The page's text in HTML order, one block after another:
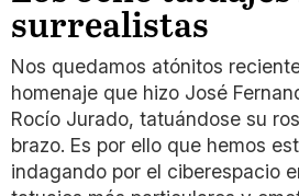
surrealistas
Nos quedamos atónitos
homenaje que hizo José
Rocío Jurado, tatuándose su
brazo. Es por ello que hemos
indagando por el ciberespacio